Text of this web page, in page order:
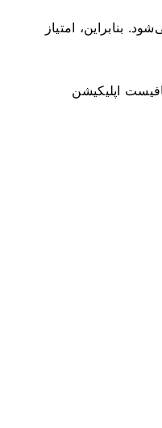
بنابراین، امتیاز
اپلیکیشن